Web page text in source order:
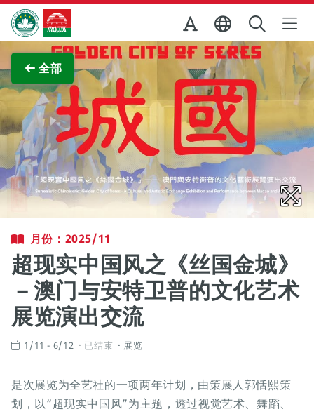
跳至主内容
澳门特别行政区政府旅游局
全部
查看原图
月份：2025/11
超现实中国风之《丝国金城》
－澳门与安特卫普的文化艺术
展览演出交流
1/11 - 6/12 已结束 展览
是次展览为全艺社的一项两年计划，由策展人郭恬熙策
划，以“超现实中国风”为主题，透过视觉艺术、舞蹈、